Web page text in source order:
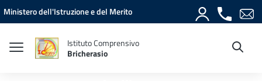
Vai ai contenuti
Vai al menu di navigazione
Vai al footer
Ministero dell'Istruzione e del Merito
Istituto Comprensivo
Bricherasio